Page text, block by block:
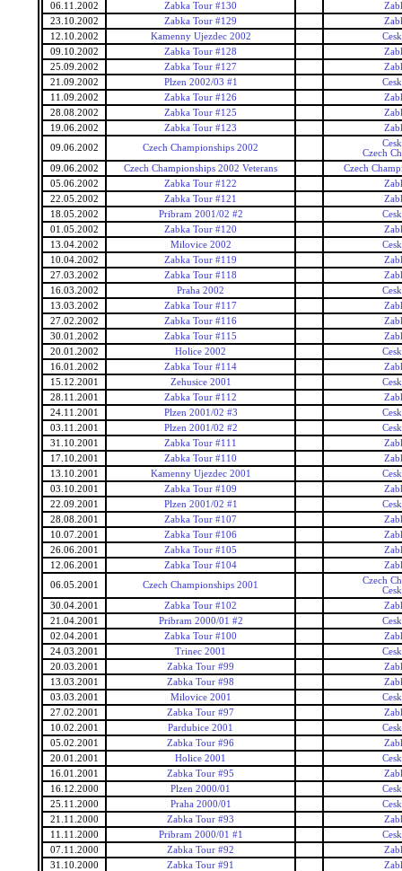
06.11.2002
Zabka Tour #130
23.10.2002
Zabka Tour #129
12.10.2002
Kamenny Ujezdec 2002
09.10.2002
Zabka Tour #128
25.09.2002
Zabka Tour #127
21.09.2002
Plzen 2002/03 #1
11.09.2002
Zabka Tour #126
28.08.2002
Zabka Tour #125
19.06.2002
Zabka Tour #123
09.06.2002
Czech Championships 2002
Czech
09.06.2002
Czech Championships 2002 Veterans
Czech
05.06.2002
Zabka Tour #122
22.05.2002
Zabka Tour #121
18.05.2002
Pribram 2001/02 #2
01.05.2002
Zabka Tour #120
13.04.2002
Milovice 2002
10.04.2002
Zabka Tour #119
27.03.2002
Zabka Tour #118
16.03.2002
Praha 2002
13.03.2002
Zabka Tour #117
27.02.2002
Zabka Tour #116
30.01.2002
Zabka Tour #115
20.01.2002
Holice 2002
16.01.2002
Zabka Tour #114
15.12.2001
Zehusice 2001
28.11.2001
Zabka Tour #112
24.11.2001
Plzen 2001/02 #3
03.11.2001
Plzen 2001/02 #2
31.10.2001
Zabka Tour #111
17.10.2001
Zabka Tour #110
13.10.2001
Kamenny Ujezdec 2001
03.10.2001
Zabka Tour #109
22.09.2001
Plzen 2001/02 #1
28.08.2001
Zabka Tour #107
10.07.2001
Zabka Tour #106
26.06.2001
Zabka Tour #105
12.06.2001
Zabka Tour #104
06.05.2001
Czech Championships 2001
Czech
30.04.2001
Zabka Tour #102
21.04.2001
Pribram 2000/01 #2
02.04.2001
Zabka Tour #100
24.03.2001
Trinec 2001
20.03.2001
Zabka Tour #99
13.03.2001
Zabka Tour #98
03.03.2001
Milovice 2001
27.02.2001
Zabka Tour #97
10.02.2001
Pardubice 2001
05.02.2001
Zabka Tour #96
20.01.2001
Holice 2001
16.01.2001
Zabka Tour #95
16.12.2000
Plzen 2000/01
25.11.2000
Praha 2000/01
21.11.2000
Zabka Tour #93
11.11.2000
Pribram 2000/01 #1
07.11.2000
Zabka Tour #92
31.10.2000
Zabka Tour #91